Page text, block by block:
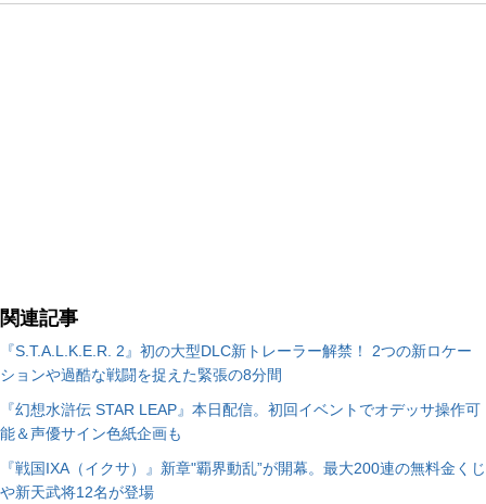
関連記事
『S.T.A.L.K.E.R. 2』初の大型DLC新トレーラー解禁！ 2つの新ロケー
ションや過酷な戦闘を捉えた緊張の8分間
『幻想水滸伝 STAR LEAP』本日配信。初回イベントでオデッサ操作可
能＆声優サイン色紙企画も
『戦国IXA（イクサ）』新章"覇界動乱”が開幕。最大200連の無料金くじ
や新天武将12名が登場